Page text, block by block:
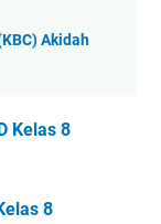
Akidah
Kelas 8
8